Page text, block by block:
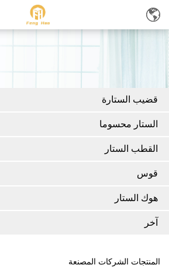
قضيب الستارة
الستار محسوما
القطب الستار
قوس
هوك الستار
آخر
المنتجات الشركات المصنعة